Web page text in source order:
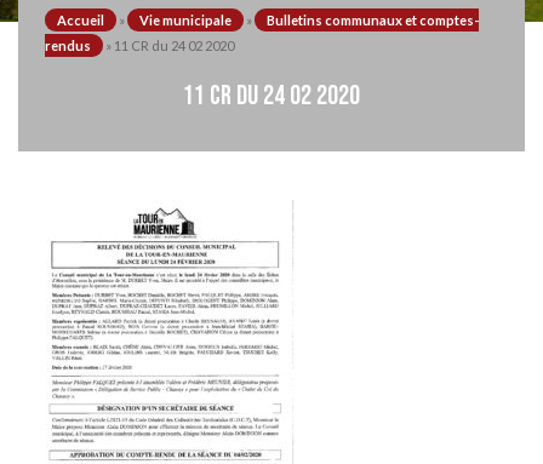
Accueil » Vie municipale »
Bulletins communaux et comptes-
rendus
» 11 CR du 24 02 2020
11 CR DU 24 02 2020